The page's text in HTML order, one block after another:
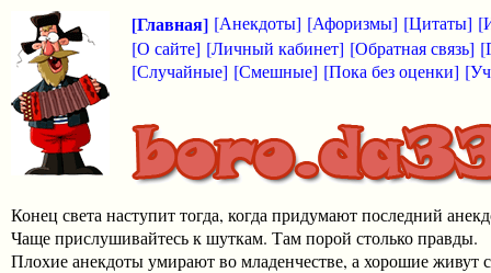
[Главная] [Анекдоты] [Афоризмы] [Цитаты]
[О сайте] [Личный кабинет] [Обратная связь]
[Случайные] [Смешные] [Пока без оценки]
Конец света наступит тогда, когда придумают последний
Чаще прислушивайтесь к шуткам. Там порой столько правды.
Плохие анекдоты умирают во младенчестве, а хорошие живут